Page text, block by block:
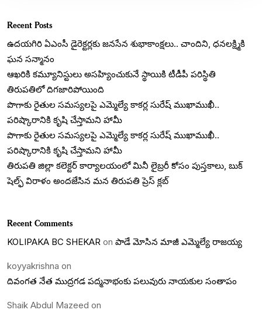
Recent Posts
ఉదయగిరి ఏఎంసీ డైరెక్టర్లకు జనసేన శుభాకాంక్షలు.. చాందిని, ధనలక్ష్మికి
ఘన సన్మానం
ఆఖరికి కమ్యూనిస్టులు అసహ్యించుకునే స్థాయికి టీడీపీ పరిస్థితి
తిరుపతిలో దిగజారిపోయింది
పొగాకు రైతుల సమస్యలపై ఎమ్మెల్యే కాకర్ల సురేష్ ముఖాముఖీ..
పరిష్కారానికి కృషి చేస్తామని హామీ
పొగాకు రైతుల సమస్యలపై ఎమ్మెల్యే కాకర్ల సురేష్ ముఖాముఖీ..
పరిష్కారానికి కృషి చేస్తామని హామీ
తిరుపతి జిల్లా కలెక్టర్ కార్యాలయంలో మినీ లైబ్రరీ కోసం పుస్తకాలు, బుక్
షెల్ఫ్ విరాళం అందజేసిన మన తిరుపతి ప్రెస్ క్లబ్
Recent Comments
KOLIPAKA BC SHEKAR on పాడే మోసిన మాజీ ఎమ్మెల్యే రాజయ్య
koyyakrishna on
దివంగత నేత ముద్రగడ పద్మనాభంకు పలువురు నాయకుల సంతాపం
Shaik Abdul Mazeed on